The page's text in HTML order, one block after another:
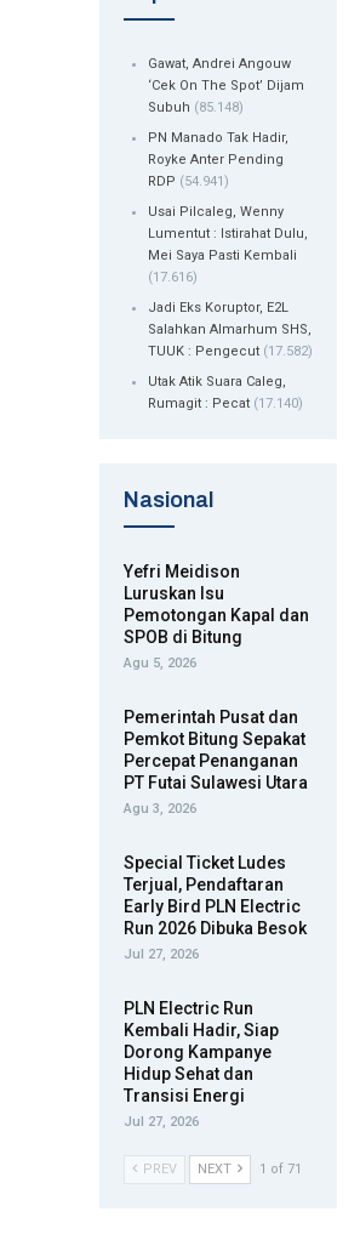
Gawat, Andrei Angouw
‘Cek On The Spot’ Dijam
Subuh (85.148)
PN Manado Tak Hadir,
Royke Anter Pending
RDP (54.941)
Usai Pilcaleg, Wenny
Lumentut : Istirahat Dulu,
Mei Saya Pasti Kembali
(17.616)
Jadi Eks Koruptor, E2L
Salahkan Almarhum SHS,
TUUK : Pengecut (17.582)
Utak Atik Suara Caleg,
Rumagit : Pecat (17.140)
Nasional
Yefri Meidison
Luruskan Isu
Pemotongan Kapal dan
SPOB di Bitung
Agu 5, 2026
Pemerintah Pusat dan
Pemkot Bitung Sepakat
Percepat Penanganan
PT Futai Sulawesi Utara
Agu 3, 2026
Special Ticket Ludes
Terjual, Pendaftaran
Early Bird PLN Electric
Run 2026 Dibuka Besok
Jul 27, 2026
PLN Electric Run
Kembali Hadir, Siap
Dorong Kampanye
Hidup Sehat dan
Transisi Energi
Jul 27, 2026
PREV NEXT 1 of 71